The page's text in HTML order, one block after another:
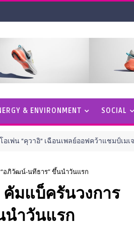
& ENVIRONMENT SOCIAL
ฉือนเพลย์ออฟคว้าแชมป์เมเจอร์สุดท้ายของปี
“อภิวัฒน์-นทีธาร” ขึ้นนำวันแรก
คัมแบ็ครันวงการ
นำวันแรก